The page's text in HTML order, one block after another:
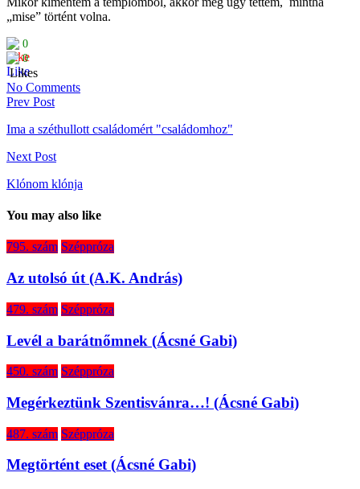
„mise” történt volna.
0
0
Likes
No Comments
Prev Post
Ima a széthullott családomért "családomhoz"
Next Post
Klónom klónja
You may also like
795. szám Széppróza
Az utolsó út (A.K. András)
479. szám Széppróza
Levél a barátnőmnek (Ácsné Gabi)
450. szám Széppróza
Megérkeztünk Szentisvánra…! (Ácsné Gabi)
487. szám Széppróza
Megtörtént eset (Ácsné Gabi)